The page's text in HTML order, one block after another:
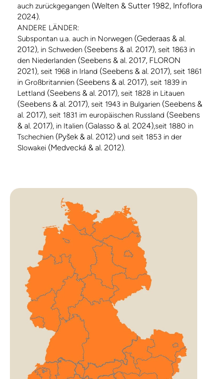
auch zurückgegangen (Welten & Sutter 1982, Infoflora
2024).
ANDERE LÄNDER:
Subspontan u.a. auch in Norwegen (Gederaas & al.
2012), in Schweden (Seebens & al. 2017), seit 1863 in
den Niederlanden (Seebens & al. 2017, FLORON
2021), seit 1968 in Irland (Seebens & al. 2017), seit 1861
in Großbritannien (Seebens & al. 2017), seit 1839 in
Lettland (Seebens & al. 2017), seit 1828 in Litauen
(Seebens & al. 2017), seit 1943 in Bulgarien (Seebens &
al. 2017), seit 1831 im europäischen Russland (Seebens
& al. 2017), in Italien (Galasso & al. 2024),seit 1880 in
Tschechien (Pyšek & al. 2012) und seit 1853 in der
Slowakei (Medvecká & al. 2012).